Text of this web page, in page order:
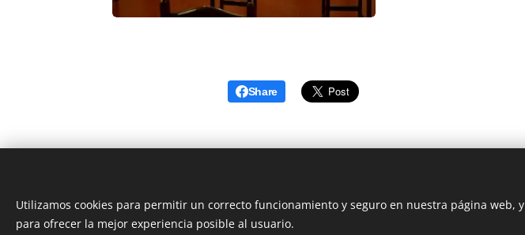
Share
Utilizamos cookies para permitir un correcto funcionamiento y seguro en nuestra página web, y
para ofrecer la mejor experiencia posible al usuario.